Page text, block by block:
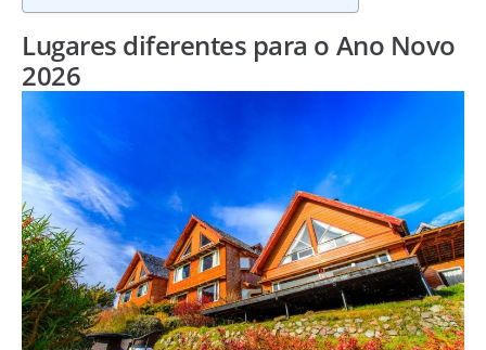
Lugares diferentes para o Ano Novo
2026